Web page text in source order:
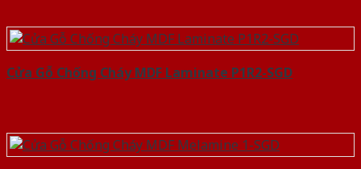
Cửa Gỗ Chống Cháy MDF Laminate P1R2-SGD